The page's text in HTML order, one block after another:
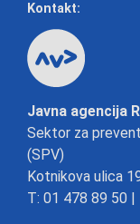
Kontakt:
Javna agencija
Sektor za
(SPV)
Kotnikova ulica
T: 01 478 89 50 |